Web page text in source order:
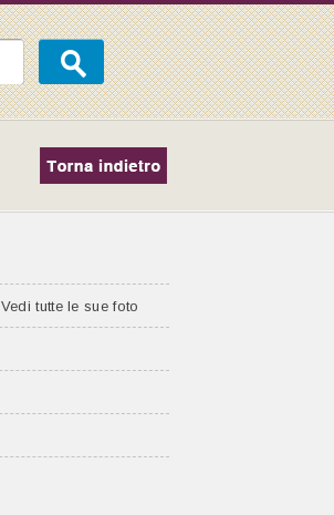
Vedi tutte le sue foto